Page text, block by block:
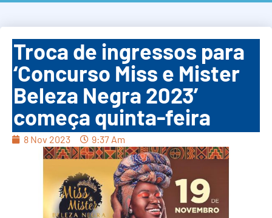
Troca de ingressos para
‘Concurso Miss e Mister
Beleza Negra 2023’
começa quinta-feira
8 Nov 2023 9:37 Am